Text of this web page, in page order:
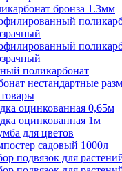
бронза 1.3мм
поликарбонат
нестандартные
оцинкованная 0,65м
оцинкованная 1м
для цветов
садовый 1000л
подвязок для